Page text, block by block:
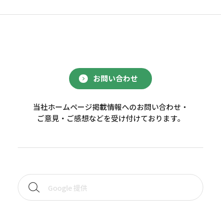
お問い合わせ
当社ホームページ掲載情報へのお問い合わせ・
ご意見・ご感想などを受け付けております。